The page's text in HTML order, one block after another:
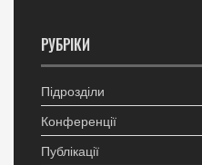
РУБРІКИ
Підрозділи
Конференції
Публікації